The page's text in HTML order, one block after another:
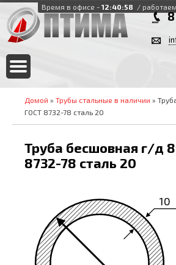
Время в офисе - 12:40:58 /
Домой » Трубы стальные в наличии »
ГОСТ 8732-78 сталь 20
Труба бесшовная г/д
8732-78 сталь 20
10